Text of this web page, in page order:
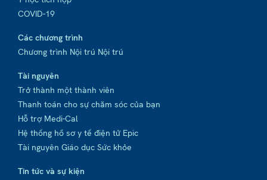
COVID-19
Các chương trình
Chương trình Nội trú Nội trú
Tài nguyên
Trở thành một thành viên
Thanh toán cho sự chăm sóc của bạn
Hỗ trợ Medi-Cal
Hệ thống hồ sơ y tế điện tử Epic
Tài nguyên Giáo dục Sức khỏe
Tin tức và sự kiện